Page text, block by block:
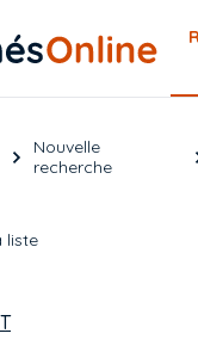
Nouvelle
recherche
liste